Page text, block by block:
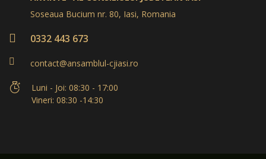
Soseaua Bucium nr. 80, Iasi, Romania
0332 443 673
contact@ansamblul-cjiasi.ro
Luni - Joi: 08:30 - 17:00
Vineri: 08:30 -14:30